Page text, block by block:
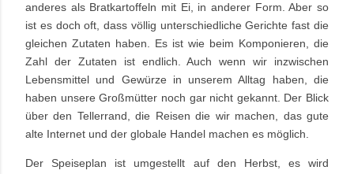
anderes als Bratkartoffeln mit Ei, in anderer Form. Aber so
ist es doch oft, dass völlig unterschiedliche Gerichte fast die
gleichen Zutaten haben. Es ist wie beim Komponieren, die
Zahl der Zutaten ist endlich. Auch wenn wir inzwischen
Lebensmittel und Gewürze in unserem Alltag haben, die
haben unsere Großmütter noch gar nicht gekannt. Der Blick
über den Tellerrand, die Reisen die wir machen, das gute
alte Internet und der globale Handel machen es möglich.
Der Speiseplan ist umgestellt auf den Herbst, es wird